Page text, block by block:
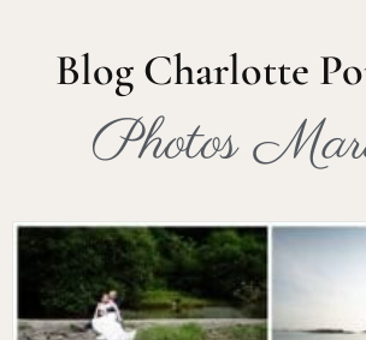
Blog Charlotte
Photos